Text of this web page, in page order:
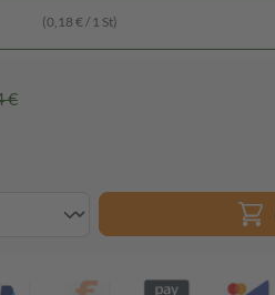
(0,18 € / 1 St)
€